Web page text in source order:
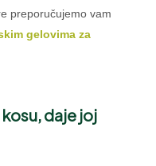
preporučujemo vam
gelovima za
daje joj